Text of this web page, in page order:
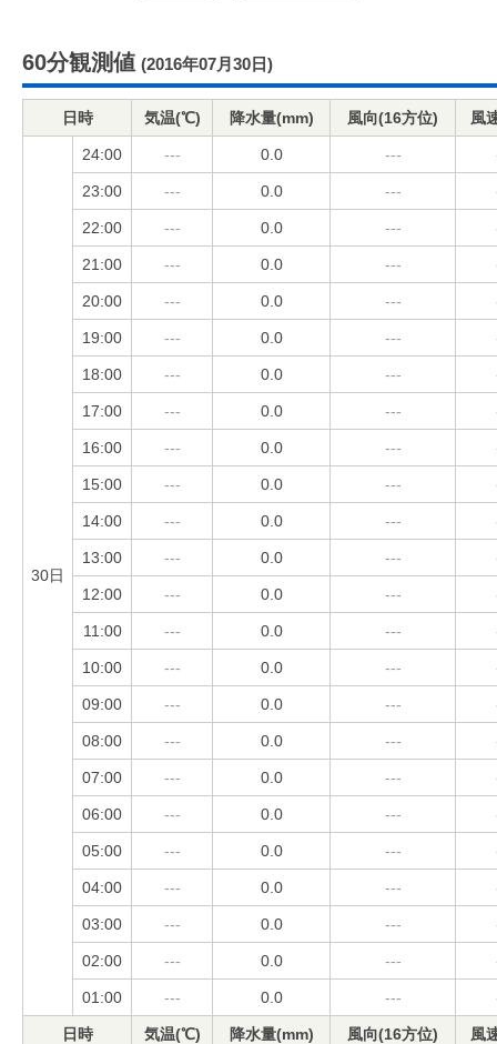
60分観測値 (2016年07月30日)
日時 気温(℃) 降水量(mm) 風向(16方位) 風
30日
24:00 --- 0.0 ---
23:00 --- 0.0 ---
22:00 --- 0.0 ---
21:00 --- 0.0 ---
20:00 --- 0.0 ---
19:00 --- 0.0 ---
18:00 --- 0.0 ---
17:00 --- 0.0 ---
16:00 --- 0.0 ---
15:00 --- 0.0 ---
14:00 --- 0.0 ---
13:00 --- 0.0 ---
12:00 --- 0.0 ---
11:00 --- 0.0 ---
10:00 --- 0.0 ---
09:00 --- 0.0 ---
08:00 --- 0.0 ---
07:00 --- 0.0 ---
06:00 --- 0.0 ---
05:00 --- 0.0 ---
04:00 --- 0.0 ---
03:00 --- 0.0 ---
02:00 --- 0.0 ---
01:00 --- 0.0 ---
日時 気温(℃) 降水量(mm) 風向(16方位) 風